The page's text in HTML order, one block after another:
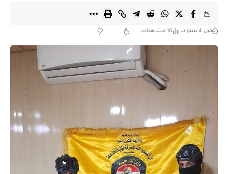
قبل 4 سنوات 16 مشاهدات